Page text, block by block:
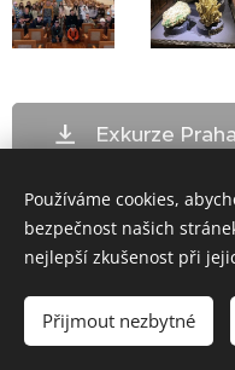
Exkurze Praha
ZŠ
Používáme cookies,
bezpečnost našich
nejlepší zkušenost při
Přijmout nezbytné